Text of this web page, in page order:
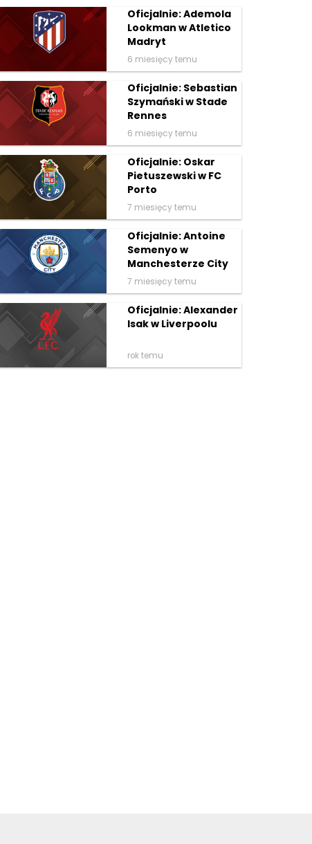
Oficjalnie: Ademola
Lookman w Atletico
Madryt
6 miesięcy temu
Oficjalnie: Sebastian
Szymański w Stade
Rennes
6 miesięcy temu
Oficjalnie: Oskar
Pietuszewski w FC
Porto
7 miesięcy temu
Oficjalnie: Antoine
Semenyo w
Manchesterze City
7 miesięcy temu
Oficjalnie: Alexander
Isak w Liverpoolu
rok temu